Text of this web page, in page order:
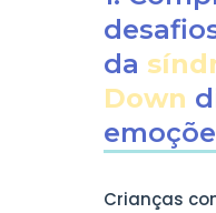
da
Down
Crianças